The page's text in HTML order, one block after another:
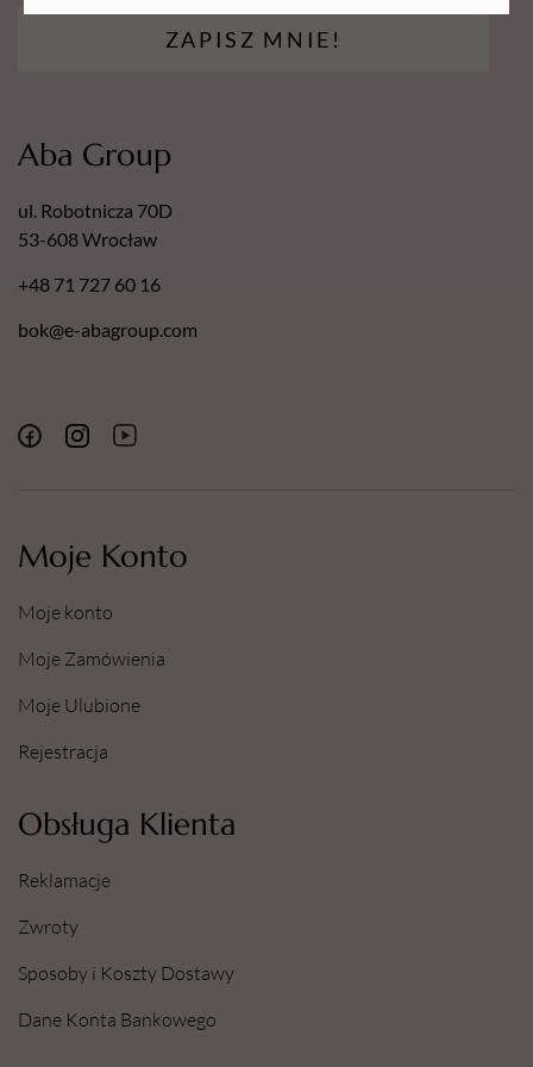
dermatologicznym.
Certyfikat - Europejski lider jakości.
ZAPISZ MNIE!
Moje Konto
Moje konto
Moje Zamówienia
Moje Ulubione
Rejestracja
Obsługa Klienta
Reklamacje
Zwroty
Sposoby i Koszty Dostawy
Dane Konta Bankowego
Aba Group
ul. Robotnicza 70D
53-608 Wrocław
+48 71 727 60 16
bok@e-abagroup.com